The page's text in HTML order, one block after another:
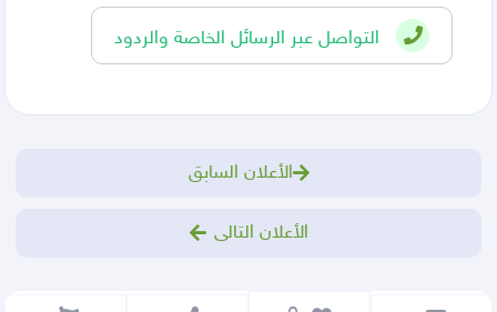
التواصل عبر الرسائل الخاصة والردود
الأعلان السابق
الأعلان التالى